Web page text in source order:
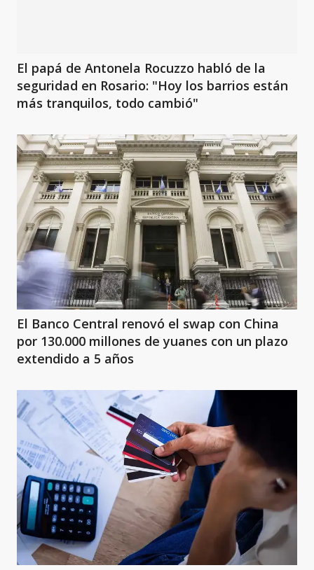
El papá de Antonela Rocuzzo habló de la
seguridad en Rosario: "Hoy los barrios están
más tranquilos, todo cambió"
El Banco Central renovó el swap con China
por 130.000 millones de yuanes con un plazo
extendido a 5 años